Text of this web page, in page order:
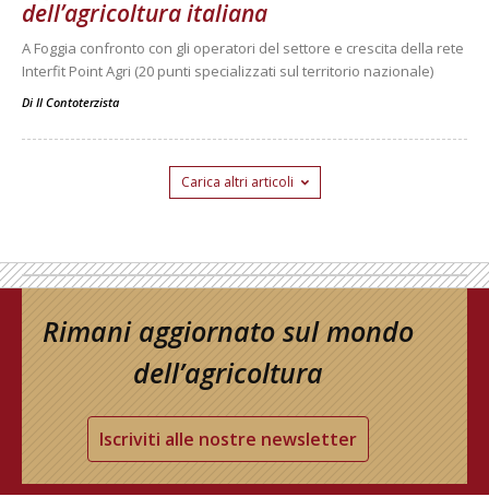
dell’agricoltura italiana
A Foggia confronto con gli operatori del settore e crescita della rete
Interfit Point Agri (20 punti specializzati sul territorio nazionale)
Di Il Contoterzista
Carica altri articoli
Rimani aggiornato sul mondo
dell’agricoltura
Iscriviti alle nostre newsletter